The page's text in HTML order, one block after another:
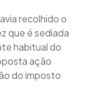
recolhido o
que é sediada
habitual do
ação
do imposto